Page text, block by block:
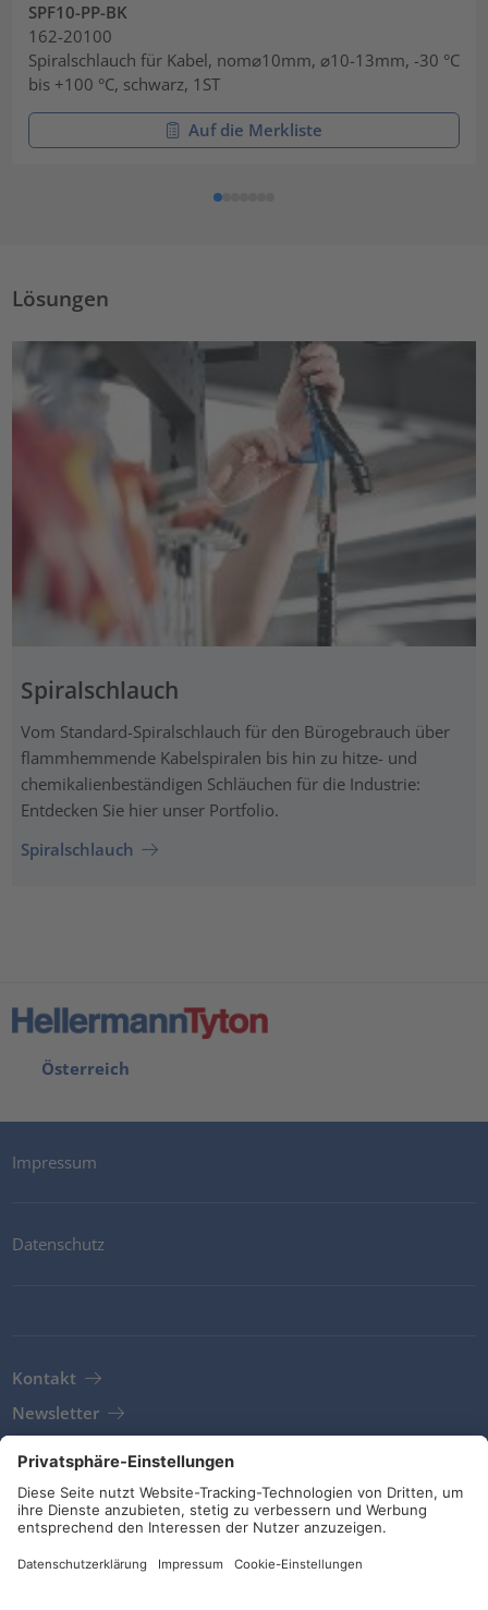
SPF10-PP-BK
162-20100
Spiralschlauch für Kabel, nom⌀10mm, ⌀10-13mm, -30 °C
bis +100 °C, schwarz, 1ST
Auf die Merkliste
Lösungen
Spiralschlauch
Vom Standard-Spiralschlauch für den Bürogebrauch über
flammhemmende Kabelspiralen bis hin zu hitze- und
chemikalienbeständigen Schläuchen für die Industrie:
Entdecken Sie hier unser Portfolio.
Spiralschlauch
Österreich
Impressum
Datenschutz
Kontakt
Newsletter
AGB
Richtlinien und Bekenntnisse
Soziale Medien